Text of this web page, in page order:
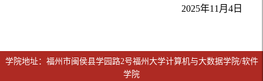
2025年11月4日
学院地址：福州市闽侯县学园路2号福州大学计算机与大数据学院/软件
学院